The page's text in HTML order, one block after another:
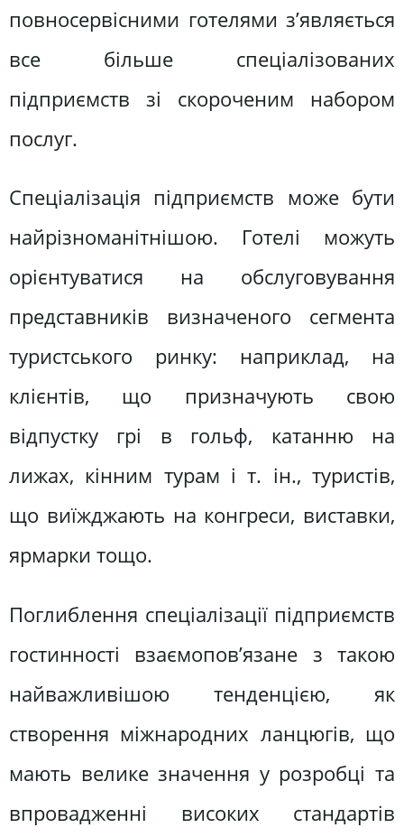
повносервісними готелями з’являється
все більше спеціалізованих
підприємств зі скороченим набором
послуг.
Спеціалізація підприємств може бути
найрізноманітнішою. Готелі можуть
орієнтуватися на обслуговування
представників визначеного сегмента
туристського ринку: наприклад, на
клієнтів, що призначують свою
відпустку грі в гольф, катанню на
лижах, кінним турам і т. ін., туристів,
що виїжджають на конгреси, виставки,
ярмарки тощо.
Поглиблення спеціалізації підприємств
гостинності взаємопов’язане з такою
найважливішою тенденцією, як
створення міжнародних ланцюгів, що
мають велике значення у розробці та
впровадженні високих стандартів